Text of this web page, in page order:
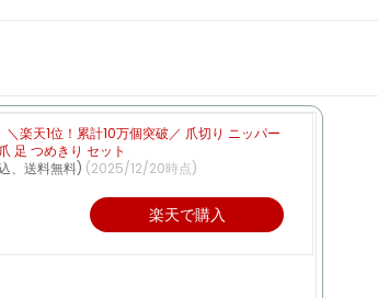
＼楽天1位！累計10万個突破／ 爪切り ニッパー
足 つめきり セット
、送料無料) (2025/12/20時点)
楽天で購入